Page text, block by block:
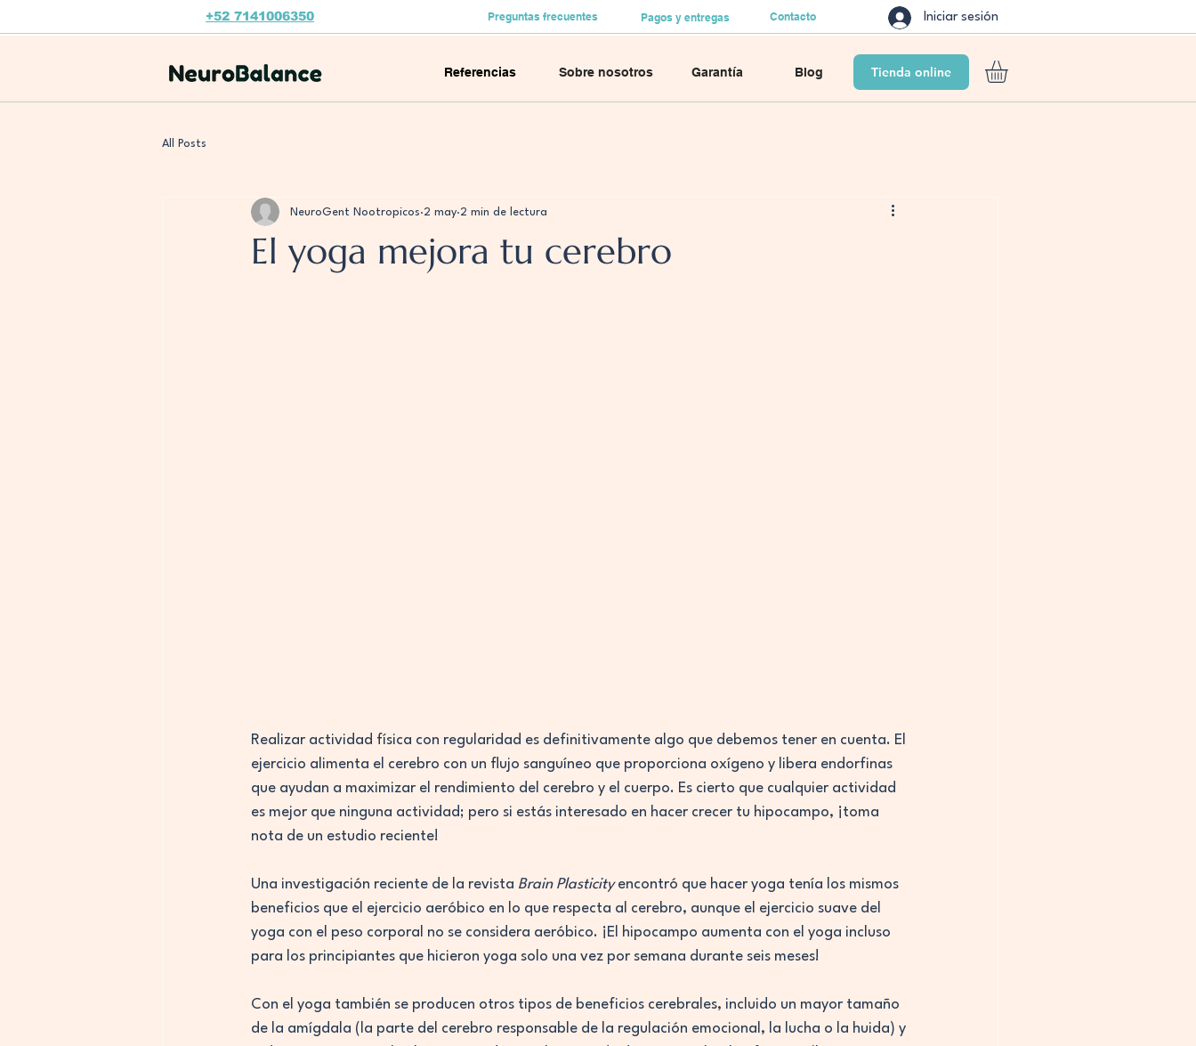
+52 7141006350 Preguntas frecuentes Pagos y entregas Contacto Iniciar sesión
Referencias Sobre nosotros Garantía Blog Tienda online
All Posts
El yoga mejora tu cerebro
NeuroGent Nootropicos 2 may 2 min de lectura
Realizar actividad física con regularidad es definitivamente algo que debemos tener en cuenta. El
ejercicio alimenta el cerebro con un flujo sanguíneo que proporciona oxígeno y libera endorfinas
que ayudan a maximizar el rendimiento del cerebro y el cuerpo. Es cierto que cualquier actividad
es mejor que ninguna actividad; pero si estás interesado en hacer crecer tu hipocampo, ¡toma
nota de un estudio reciente!
Una investigación reciente de la revista Brain Plasticity encontró que hacer yoga tenía los mismos
beneficios que el ejercicio aeróbico en lo que respecta al cerebro, aunque el ejercicio suave del
yoga con el peso corporal no se considera aeróbico. ¡El hipocampo aumenta con el yoga incluso
para los principiantes que hicieron yoga solo una vez por semana durante seis meses!
Con el yoga también se producen otros tipos de beneficios cerebrales, incluido un mayor tamaño
de la amígdala (la parte del cerebro responsable de la regulación emocional, la lucha o la huida) y